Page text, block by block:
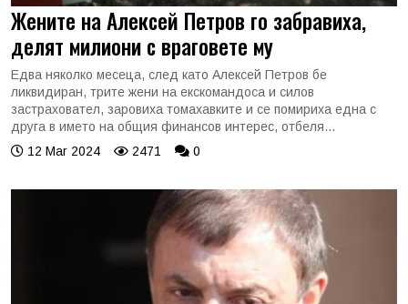
Жените на Алексей Петров го забравиха,
делят милиони с враговете му
Едва няколко месеца, след като Алексей Петров бе
ликвидиран, трите жени на екскомандоса и силов
застраховател, заровиха томахавките и се помириха една с
друга в името на общия финансов интерес, отбеля...
12 Mar 2024
2471 0